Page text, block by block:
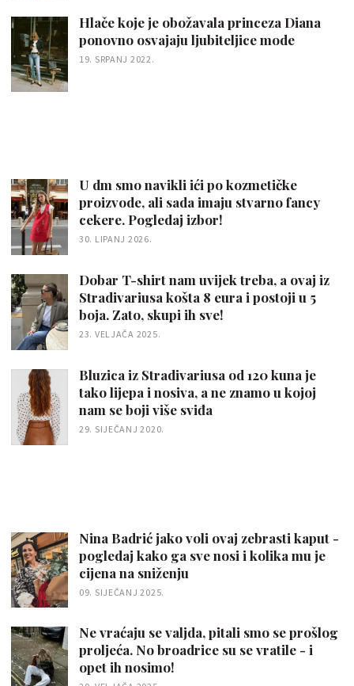
Hlače koje je obožavala princeza Diana
ponovno osvajaju ljubiteljice mode
19. SRPANJ 2022.
U dm smo navikli ići po kozmetičke
proizvode, ali sada imaju stvarno fancy
cekere. Pogledaj izbor!
30. LIPANJ 2026.
Dobar T-shirt nam uvijek treba, a ovaj iz
Stradivariusa košta 8 eura i postoji u 5
boja. Zato, skupi ih sve!
23. VELJAČA 2025.
Bluzica iz Stradivariusa od 120 kuna je
tako lijepa i nosiva, a ne znamo u kojoj
nam se boji više sviđa
29. SIJEČANJ 2020.
Nina Badrić jako voli ovaj zebrasti kaput -
pogledaj kako ga sve nosi i kolika mu je
cijena na sniženju
09. SIJEČANJ 2025.
Ne vraćaju se valjda, pitali smo se prošlog
proljeća. No broadrice su se vratile - i
opet ih nosimo!